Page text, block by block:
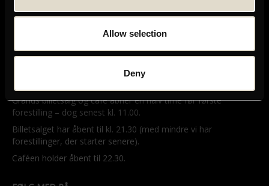
Allow selection
Deny
GRAND TEATRET
Telefon: 33 15 16 11
Tog, bus og bil
ÅBNINGSTIDER
Grands billetsalg og café åbner en halv time før første
forestilling – dog senest kl. 11.00.
Billetsalget har åbent til kl. 21.30 (med mindre vi har
forestillinger, der starter senere).
Caféen holder åbent til 22.30.